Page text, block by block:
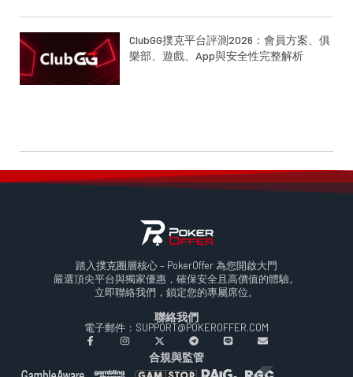
ClubGG撲克平台評測2026：會員方案、俱
樂部、遊戲、App與安全性完整解析
踏入撲克圈層核心 – PokerOffer 為您開啟大門
嚴選頂尖平台與獨家優惠，確保安全且高價值的體驗。
立即聯絡我們，鎖定您的專屬席位。
聯絡我們
電子郵件：SUPPORT@POKEROFFER.COM
合規與監管